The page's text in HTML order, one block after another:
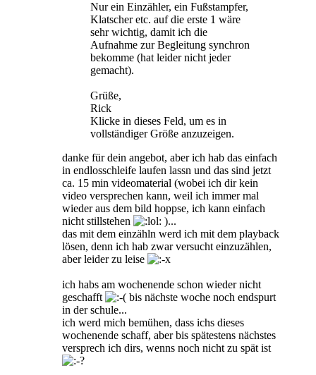
Nur ein Einzähler, ein Fußstampfer,
Klatscher etc. auf die erste 1 wäre
sehr wichtig, damit ich die
Aufnahme zur Begleitung synchron
bekomme (hat leider nicht jeder
gemacht).
Grüße,
Rick
Klicke in dieses Feld, um es in
vollständiger Größe anzuzeigen.
danke für dein angebot, aber ich hab das einfach
in endlosschleife laufen lassn und das sind jetzt
ca. 15 min videomaterial (wobei ich dir kein
video versprechen kann, weil ich immer mal
wieder aus dem bild hoppse, ich kann einfach
nicht stillstehen
)...
das mit dem einzähln werd ich mit dem playback
lösen, denn ich hab zwar versucht einzuzählen,
aber leider zu leise
ich habs am wochenende schon wieder nicht
geschafft
bis nächste woche noch endspurt
in der schule...
ich werd mich bemühen, dass ichs dieses
wochenende schaff, aber bis spätestens nächstes
versprech ich dirs, wenns noch nicht zu spät ist